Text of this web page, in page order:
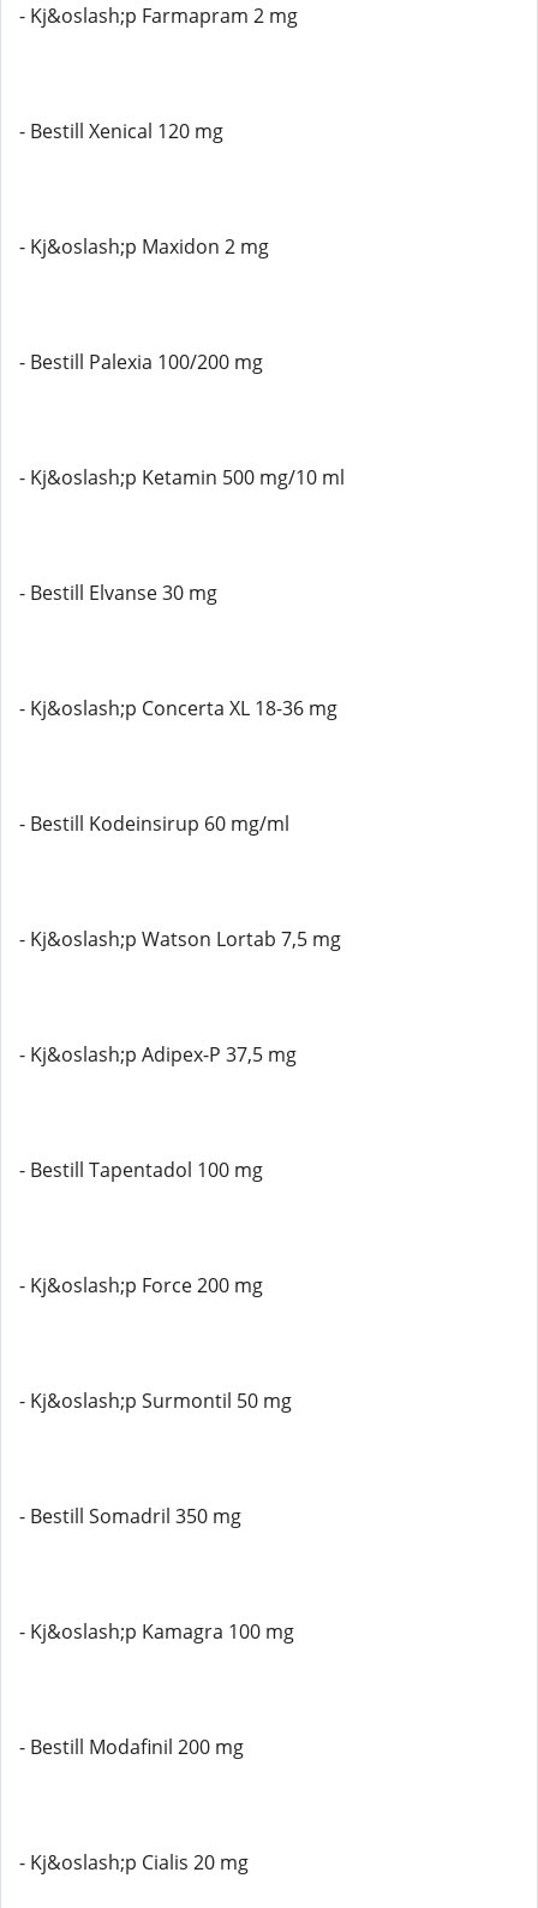
- Kj&oslash;p Farmapram 2 mg
- Bestill Xenical 120 mg
- Kj&oslash;p Maxidon 2 mg
- Bestill Palexia 100/200 mg
- Kj&oslash;p Ketamin 500 mg/10 ml
- Bestill Elvanse 30 mg
- Kj&oslash;p Concerta XL 18-36 mg
- Bestill Kodeinsirup 60 mg/ml
- Kj&oslash;p Watson Lortab 7,5 mg
- Kj&oslash;p Adipex-P 37,5 mg
- Bestill Tapentadol 100 mg
- Kj&oslash;p Force 200 mg
- Kj&oslash;p Surmontil 50 mg
- Bestill Somadril 350 mg
- Kj&oslash;p Kamagra 100 mg
- Bestill Modafinil 200 mg
- Kj&oslash;p Cialis 20 mg